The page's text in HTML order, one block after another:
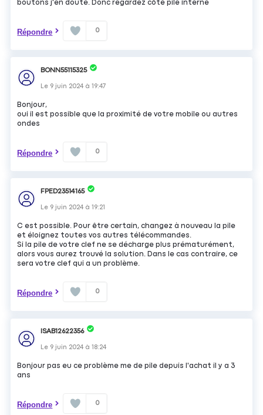
boutons j'en doute. Donc regardez côté pile interne
Répondre 0
BONN55115325
Le 9 juin 2024 à19:47
Bonjour,
oui il est possible que la proximité de votre mobile ou autres
ondes
Répondre 0
FPED23514165
Le 9 juin 2024 à19:21
C est possible. Pour être certain, changez à nouveau la pile
et éloignez toutes vos autres télécommandes.
Si la pile de votre clef ne se décharge plus prématurément,
alors vous aurez trouvé la solution. Dans le cas contraire, ce
sera votre clef qui a un problème.
Répondre 0
ISAB12622356
Le 9 juin 2024 à18:24
Bonjour pas eu ce problème me de pile depuis l'achat il y a 3
ans
Répondre 0